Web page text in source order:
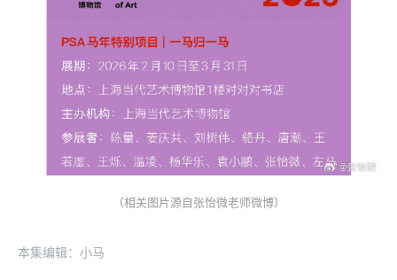
（相关图片源自张怡微老师微博）
本集编辑：小马